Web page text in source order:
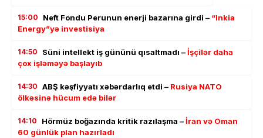
15:00 Neft Fondu Perunun enerji bazarına girdi – “Inkia
Energy”yə investisiya
14:50 Süni intellekt iş gününü qısaltmadı –İşçilər daha
çox işləməyə başlayıb
14:30 ABŞ kəşfiyyatı xəbərdarlıq etdi – Rusiya NATO
ölkəsinə hücum edə bilər
14:10 Hörmüz boğazında kritik razılaşma –İran və Oman
60 günlük plan hazırladı